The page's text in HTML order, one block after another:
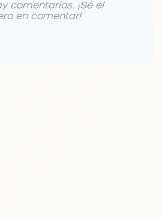
comentarios. ¡Sé el
en comentar!